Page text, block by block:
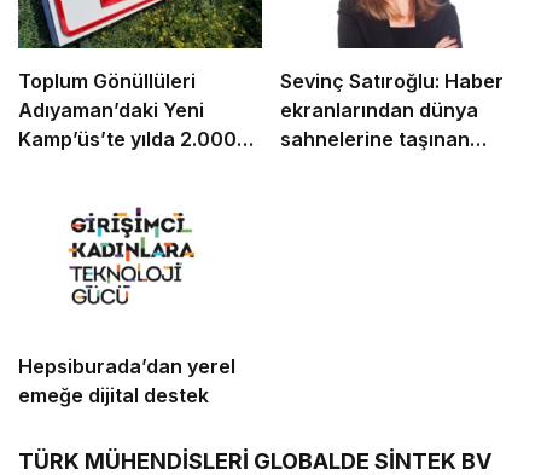
Toplum Gönüllüleri
Adıyaman’daki Yeni
Kamp’üs’te yılda 2.000
Sevinç Satıroğlu: Haber
ekranlarından dünya
sahnelerine taşınan
Hepsiburada’dan yerel
emeğe dijital destek
TÜRK MÜHENDİSLERİ GLOBALDE SİNTEK BV